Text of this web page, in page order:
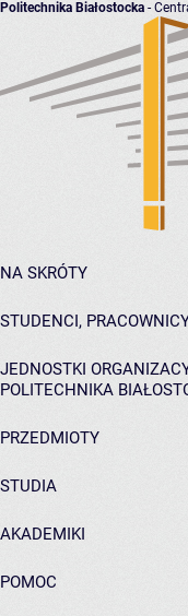
Politechnika Białostocka -
NA SKRÓTY
STUDENCI,
JEDNOSTKI
POLITECHNIKA
PRZEDMIOTY
STUDIA
AKADEMIKI
POMOC